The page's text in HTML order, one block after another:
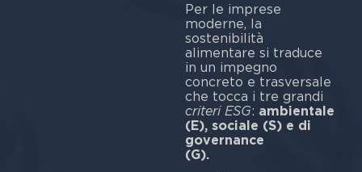
Per le imprese
moderne, la
sostenibilità
alimentare si traduce
in un impegno
concreto e trasversale
che tocca i tre grandi
criteri ESG: ambientale
(E), sociale (S) e di
governance
(G).